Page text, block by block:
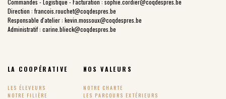
Commandes - Logistique - Facturation : sophie.cordier@coqdespres.be
Direction : francois.rouchet@coqdespres.be
Responsable d'atelier : kevin.mossoux@coqdespres.be
Administratif : carine.blieck@coqdespres.be
LA COOPÉRATIVE
LES ÉLEVEURS
NOTRE FILIÈRE
NOS VALEURS
NOTRE CHARTE
LES PARCOURS EXTÉRIEURS